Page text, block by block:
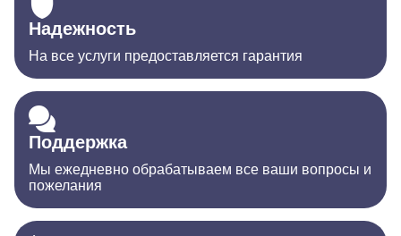
Надежность
На все услуги предоставляется гарантия
Поддержка
Мы ежедневно обрабатываем все ваши вопросы и
пожелания